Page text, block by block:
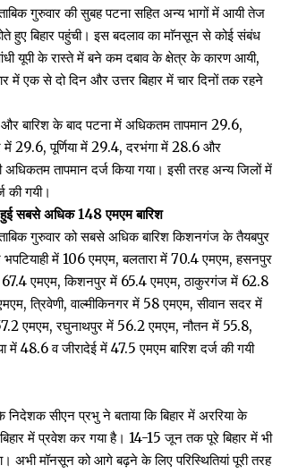
गुरुवार की सुबह पटना सहित अन्य भागों में आयी तेज
हुए बिहार पहुंची। इस बदलाव का माॅनसून से कोई संबंध
यूपी के रास्ते में बने कम दबाव के क्षेत्र के कारण आयी,
में एक से दो दिन और उत्तर बिहार में चार दिनों तक रहने
बारिश के बाद पटना में अधिकतम तापमान 29.6,
29.6, पूर्णिया में 29.4, दरभंगा में 28.6 और
तापमान दर्ज किया गया। इसी तरह अन्य जिलों में
की गयी।
सबसे अधिक 148 एमएम बारिश
गुरुवार को सबसे अधिक बारिश किशनगंज के तैयबपुर
में 106 एमएम, बलतारा में 70.4 एमएम, हसनपुर
एमएम, किशनपुर में 65.4 एमएम, ठाकुरगंज में 62.8
त्रिवेणी, वाल्मीकिनगर में 58 एमएम, सीवान सदर में
एमएम, रघुनाथपुर में 56.2 एमएम, नौतन में 55.8,
में 48.6 व जीरादेई में 47.5 एमएम बारिश दर्ज की गयी
सीएन प्रभु ने बताया कि बिहार में अररिया के
में प्रवेश कर गया है। 14-15 जून तक पूरे बिहार में भी
अभी मॉनसून को आगे बढ़ने के लिए परिस्थितियां पूरी तरह